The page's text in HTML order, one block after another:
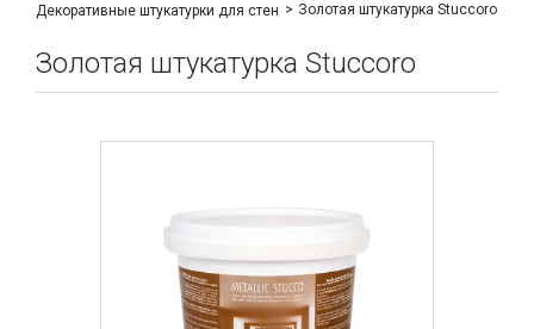
Декоративные штукатурки для стен
Золотая штукатурка Stuccoro
Золотая штукатурка Stuccoro